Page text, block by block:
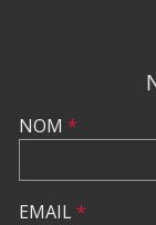
NOM *
EMAIL*